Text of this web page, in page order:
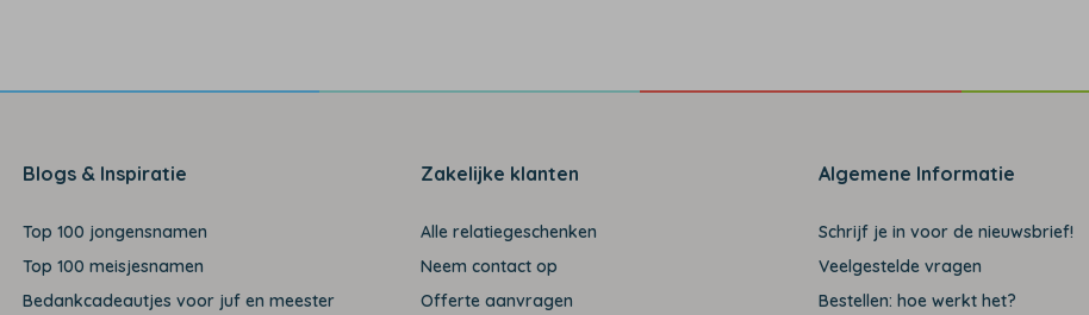
Blogs & Inspiratie
Top 100 jongensnamen
Top 100 meisjesnamen
Bedankcadeautjes voor juf en meester
Zakelijke klanten
Alle relatiegeschenken
Neem contact op
Offerte aanvragen
Algemene Informatie
Schrijf je in voor de nieuwsbrief!
Veelgestelde vragen
Bestellen: hoe werkt het?